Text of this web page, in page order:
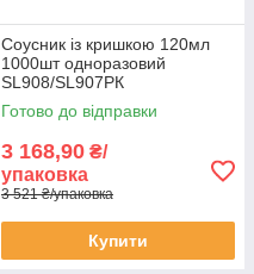
Соусник із кришкою 120мл
1000шт одноразовий
SL908/SL907РК
Готово до відправки
3 168,90 ₴/
упаковка
3 521 ₴/упаковка
Купити